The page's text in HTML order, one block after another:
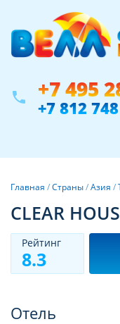
phone +7 495
+7 812
Главная /Страны/Азия /
CLEAR
Рeйтинг
8.3
Отель